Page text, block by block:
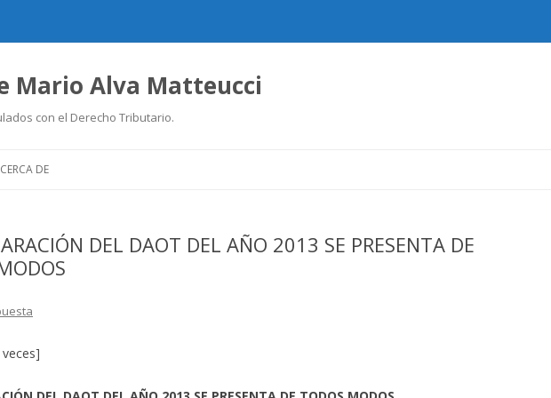
Mario Alva Matteucci
con el Derecho Tributario.
DE
DEL DAOT DEL AÑO 2013 SE PRESENTA DE